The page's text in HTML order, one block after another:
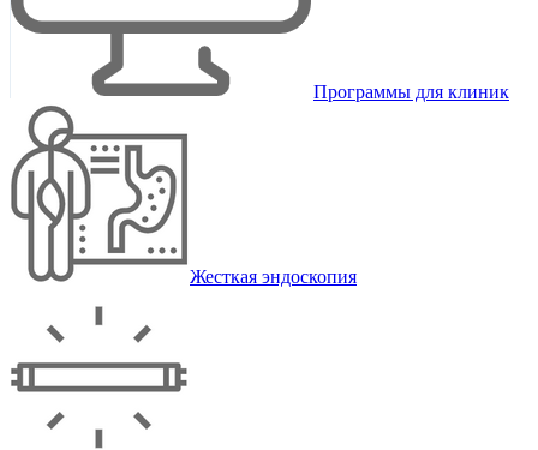
Программы для клиник
Жесткая эндоскопия